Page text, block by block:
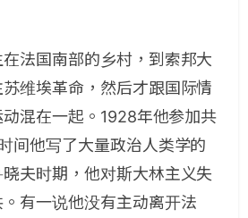
法国南部的乡村，到索邦大
维埃革命，然后才跟国际情
混在一起。1928年他参加共
间他写了大量政治人类学的
夫时期，他对斯大林主义失
有一说他没有主动离开法